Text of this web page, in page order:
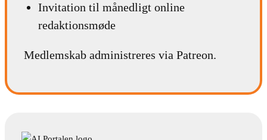
Invitation til månedligt online
redaktionsmøde
Medlemskab administreres via Patreon.